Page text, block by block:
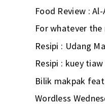
Food Review :
For whatever the
Resipi : Udang
Resipi : kuey
Bilik makpak
Wordless